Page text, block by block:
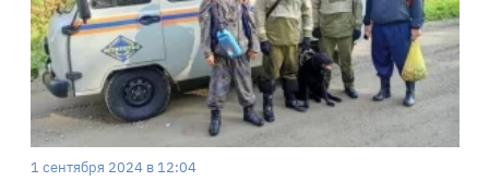
1 сентября 2024 в 12:04